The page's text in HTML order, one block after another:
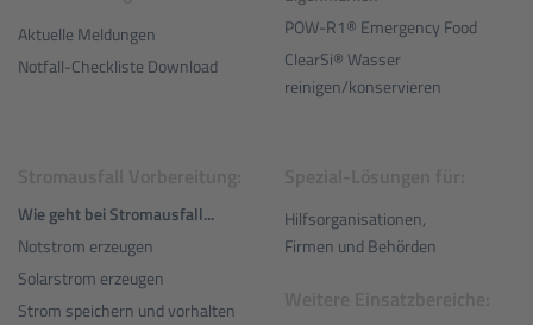
Aktuelle Meldungen
Notfall-Checkliste Download
POW-R1® Emergency Food
ClearSi® Wasser
reinigen/konservieren
Wie geht bei Stromausfall...
Notstrom erzeugen
Solarstrom erzeugen
Strom speichern und vorhalten
Hilfsorganisationen,
Firmen und Behörden